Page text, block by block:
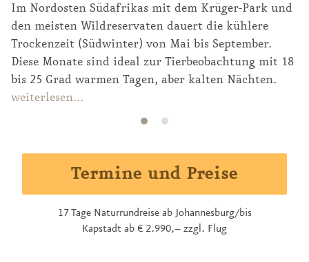
Im Nordosten Südafrikas mit dem Krüger-Park und
den meisten Wildreservaten dauert die kühlere
Trockenzeit (Südwinter) von Mai bis September.
Diese Monate sind ideal zur Tierbeobachtung mit 18
bis 25 Grad warmen Tagen, aber kalten Nächten.
Von Oktober bis April fällt Regen, nicht jeden Tag
und nicht als Dauerregen, sondern in oft
dichter und grüner, die Temperaturen liegen höher.
weiterlesen...
Termine und Preise
17 Tage Naturrundreise ab Johannesburg/bis
Kapstadt ab € 2.990,– zzgl. Flug